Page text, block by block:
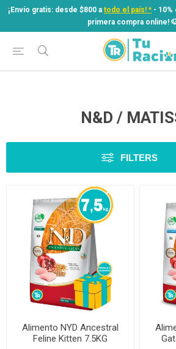
¡Envío gratis: desde $800 a todo el país! * - 10%
primera compra online!
¡Envío gratis: desde $800 atodo el país! *
-
primera compra online!
N&D /
FILTERS
Alimento NYD Ancestral
Feline Kitten 7.5KG